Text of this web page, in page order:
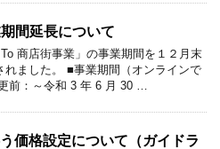
間延長について
商店街事業」の事業期間を１２月末
れました。 ■事業期間（オンラインで
前：～令和 3 年 6 月 30 …
価格設定について（ガイドラ